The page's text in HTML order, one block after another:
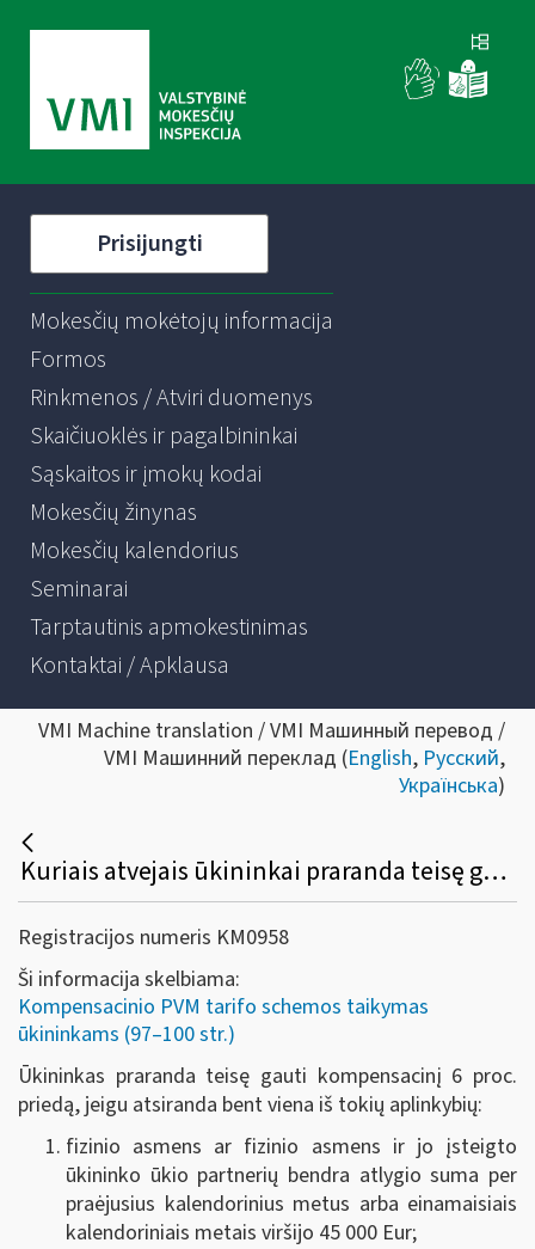
Prisijungti
Mokesčių mokėtojų informacija
Formos
Rinkmenos / Atviri duomenys
Skaičiuoklės ir pagalbininkai
Sąskaitos ir įmokų kodai
Mokesčių žinynas
Mokesčių kalendorius
Seminarai
Tarptautinis apmokestinimas
Kontaktai / Apklausa
VMI Machine translation / VMI Машинный перевод /
VMI Машинний переклад (English, Русский,
Українська)
Kuriais atvejais ūkininkai praranda teisę gauti kompensacinį PVM priedą ir kokia tvarka yra išregistruojami iš ūkininkų, kuriems taikoma kompensacinio PVM tarifo schema, registro?
Registracijos numeris KM0958
Ši informacija skelbiama:
Kompensacinio PVM tarifo schemos taikymas
ūkininkams (97–100 str.)
Ūkininkas praranda teisę gauti kompensacinį 6 proc.
priedą, jeigu atsiranda bent viena iš tokių aplinkybių:
fizinio asmens ar fizinio asmens ir jo įsteigto
ūkininko ūkio partnerių bendra atlygio suma per
praėjusius kalendorinius metus arba einamaisiais
kalendoriniais metais viršijo 45 000 Eur;